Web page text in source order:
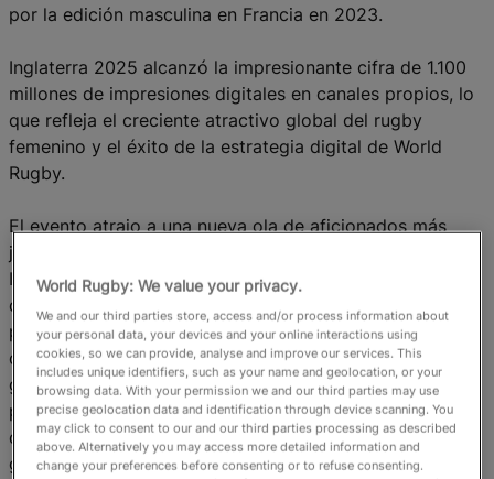
por la edición masculina en Francia en 2023.
Inglaterra 2025 alcanzó la impresionante cifra de 1.100
millones de impresiones digitales en canales propios, lo
que refleja el creciente atractivo global del rugby
femenino y el éxito de la estrategia digital de World
Rugby.
El evento atrajo a una nueva ola de aficionados más
jóvenes y diversos, especialmente en TikTok e
Instagram, donde las mujeres representaron dos tercios
de todos los nuevos seguidores. Este aumento de la
participación se reflejó en las redes sociales oficiales,
que acumularon 31,1 millones de interacciones (me
gusta, compartidos y comentarios) a partir de 8.760
publicaciones, lo que demuestra el creciente atractivo
del torneo y su resonancia cultural entre una audiencia
global más amplia.
World Rugby: We value your privacy.
We and our third parties store, access and/or process information about
your personal data, your devices and your online interactions using
cookies, so we can provide, analyse and improve our services. This
includes unique identifiers, such as your name and geolocation, or your
browsing data. With your permission we and our third parties may use
precise geolocation data and identification through device scanning. You
may click to consent to our and our third parties processing as described
above. Alternatively you may access more detailed information and
change your preferences before consenting or to refuse consenting.